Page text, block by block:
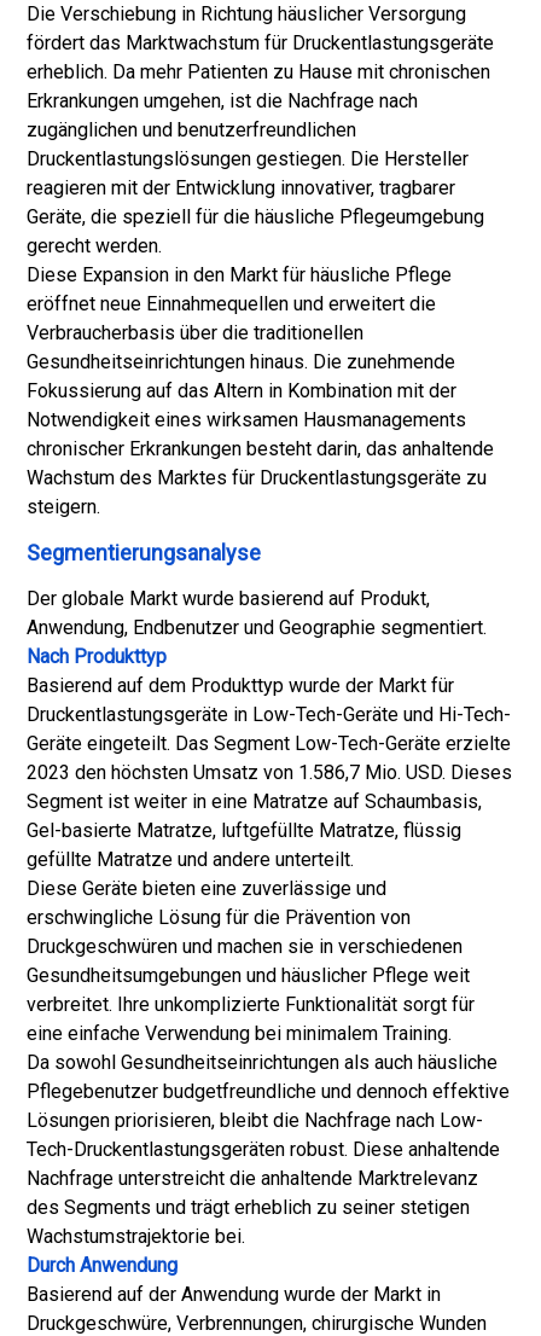
Die Verschiebung in Richtung häuslicher Versorgung
fördert das Marktwachstum für Druckentlastungsgeräte
erheblich. Da mehr Patienten zu Hause mit chronischen
Erkrankungen umgehen, ist die Nachfrage nach
zugänglichen und benutzerfreundlichen
Druckentlastungslösungen gestiegen. Die Hersteller
reagieren mit der Entwicklung innovativer, tragbarer
Geräte, die speziell für die häusliche Pflegeumgebung
gerecht werden.
Diese Expansion in den Markt für häusliche Pflege
eröffnet neue Einnahmequellen und erweitert die
Verbraucherbasis über die traditionellen
Gesundheitseinrichtungen hinaus. Die zunehmende
Fokussierung auf das Altern in Kombination mit der
Notwendigkeit eines wirksamen Hausmanagements
chronischer Erkrankungen besteht darin, das anhaltende
Wachstum des Marktes für Druckentlastungsgeräte zu
steigern.
Segmentierungsanalyse
Der globale Markt wurde basierend auf Produkt,
Anwendung, Endbenutzer und Geographie segmentiert.
Nach Produkttyp
Basierend auf dem Produkttyp wurde der Markt für
Druckentlastungsgeräte in Low-Tech-Geräte und Hi-Tech-
Geräte eingeteilt. Das Segment Low-Tech-Geräte erzielte
2023 den höchsten Umsatz von 1.586,7 Mio. USD. Dieses
Segment ist weiter in eine Matratze auf Schaumbasis,
Gel-basierte Matratze, luftgefüllte Matratze, flüssig
gefüllte Matratze und andere unterteilt.
Diese Geräte bieten eine zuverlässige und
erschwingliche Lösung für die Prävention von
Druckgeschwüren und machen sie in verschiedenen
Gesundheitsumgebungen und häuslicher Pflege weit
verbreitet. Ihre unkomplizierte Funktionalität sorgt für
eine einfache Verwendung bei minimalem Training.
Da sowohl Gesundheitseinrichtungen als auch häusliche
Pflegebenutzer budgetfreundliche und dennoch effektive
Lösungen priorisieren, bleibt die Nachfrage nach Low-
Tech-Druckentlastungsgeräten robust. Diese anhaltende
Nachfrage unterstreicht die anhaltende Marktrelevanz
des Segments und trägt erheblich zu seiner stetigen
Wachstumstrajektorie bei.
Durch Anwendung
Basierend auf der Anwendung wurde der Markt in
Druckgeschwüre, Verbrennungen, chirurgische Wunden